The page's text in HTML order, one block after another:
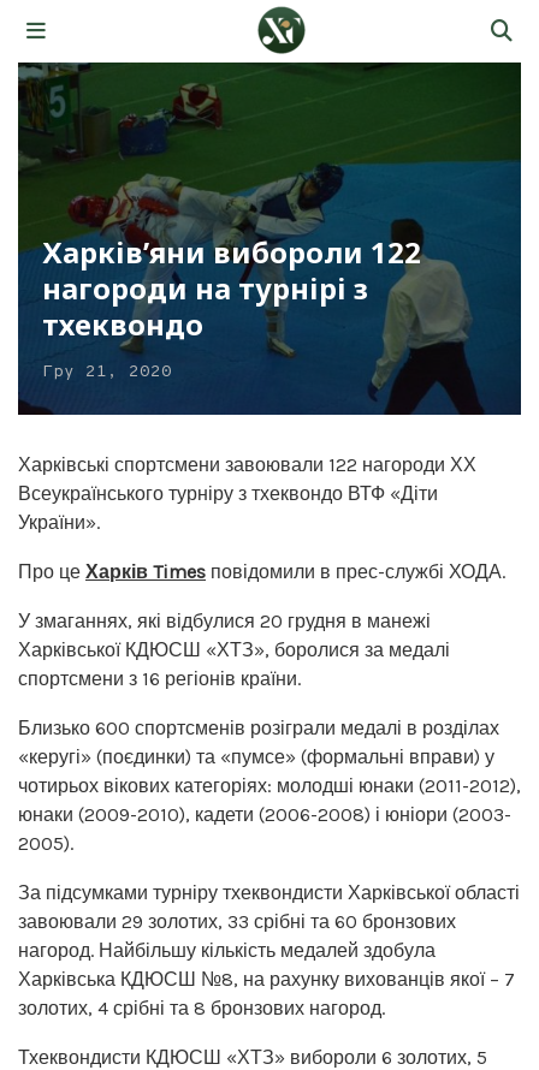
Харків’яни вибороли 122
нагороди на турнірі з
тхеквондо
Гру 21, 2020
Харківські спортсмени завоювали 122 нагороди ХХ
Всеукраїнського турніру з тхеквондо ВТФ «Діти
України».
Про це Харків Times повідомили в прес-службі ХОДА.
У змаганнях, які відбулися 20 грудня в манежі
Харківської КДЮСШ «ХТЗ», боролися за медалі
спортсмени з 16 регіонів країни.
Близько 600 спортсменів розіграли медалі в розділах
«керугі» (поєдинки) та «пумсе» (формальні вправи) у
чотирьох вікових категоріях: молодші юнаки (2011-2012),
юнаки (2009-2010), кадети (2006-2008) і юніори (2003-
2005).
За підсумками турніру тхеквондисти Харківської області
завоювали 29 золотих, 33 срібні та 60 бронзових
нагород. Найбільшу кількість медалей здобула
Харківська КДЮСШ №8, на рахунку вихованців якої – 7
золотих, 4 срібні та 8 бронзових нагород.
Тхеквондисти КДЮСШ «ХТЗ» вибороли 6 золотих, 5